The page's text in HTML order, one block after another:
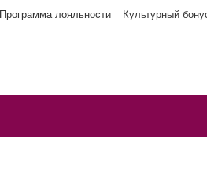
Программа лояльности Культурный